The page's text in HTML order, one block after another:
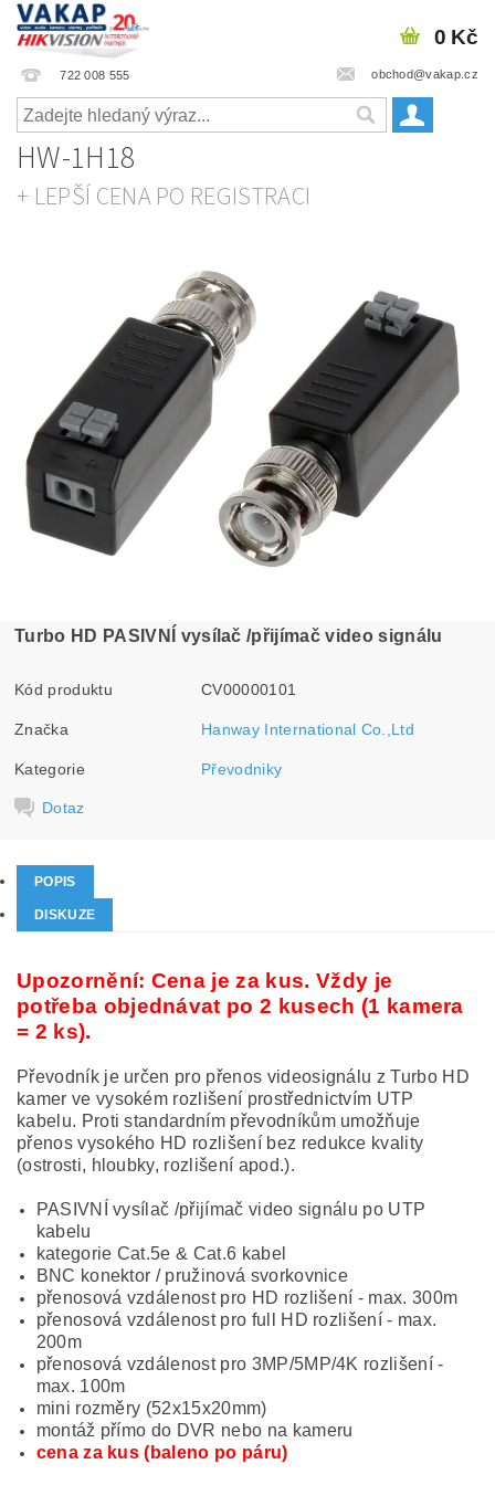
722 008 555 obchod@vakap.cz
0 Kč
HW-1H18
+ LEPŠÍ CENA PO REGISTRACI
Turbo HD PASIVNÍ vysílač /přijímač video signálu
Kód produktu CV00000101
Značka Hanway International Co.,Ltd
Kategorie Převodniky
Dotaz
POPIS
DISKUZE
Upozornění: Cena je za kus. Vždy je
potřeba objednávat po 2 kusech (1 kamera
= 2 ks).
Převodník je určen pro přenos videosignálu z Turbo HD
kamer ve vysokém rozlišení prostřednictvím UTP
kabelu. Proti standardním převodníkům umožňuje
přenos vysokého HD rozlišení bez redukce kvality
(ostrosti, hloubky, rozlišení apod.).
PASIVNÍ vysílač /přijímač video signálu po UTP
kabelu
kategorie Cat.5e & Cat.6 kabel
BNC konektor / pružinová svorkovnice
přenosová vzdálenost pro HD rozlišení - max. 300m
přenosová vzdálenost pro full HD rozlišení - max.
200m
přenosová vzdálenost pro 3MP/5MP/4K rozlišení -
max. 100m
mini rozměry (52x15x20mm)
montáž přímo do DVR nebo na kameru
cena za kus (baleno po páru)